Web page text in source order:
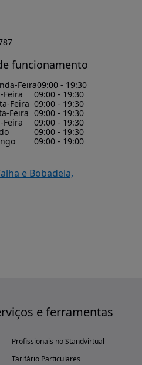
funcionamento
Feira09:00 - 19:30
Feira
09:00 - 19:30
Feira 09:00 - 19:30
Feira 09:00 - 19:30
Feira
09:00 - 19:30
09:00 - 19:30
09:00 - 19:00
e Bobadela,
e ferramentas
Profissionais no Standvirtual
Tarifário Particulares